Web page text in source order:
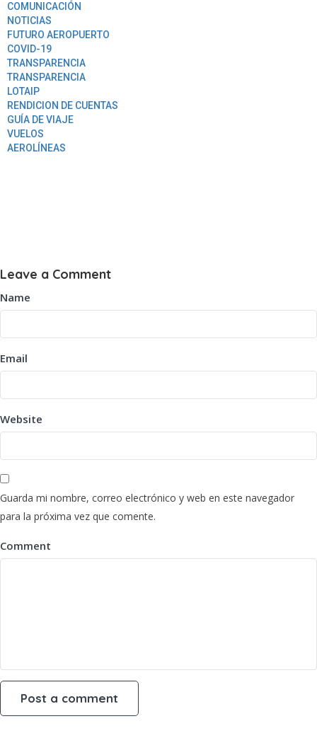
COMUNICACIÓN
NOTICIAS
FUTURO AEROPUERTO
COVID-19
TRANSPARENCIA
TRANSPARENCIA
LOTAIP
RENDICION DE CUENTAS
GUÍA DE VIAJE
VUELOS
AEROLÍNEAS
Leave a Comment
Name
Email
Website
Guarda mi nombre, correo electrónico y web en este navegador
para la próxima vez que comente.
Comment